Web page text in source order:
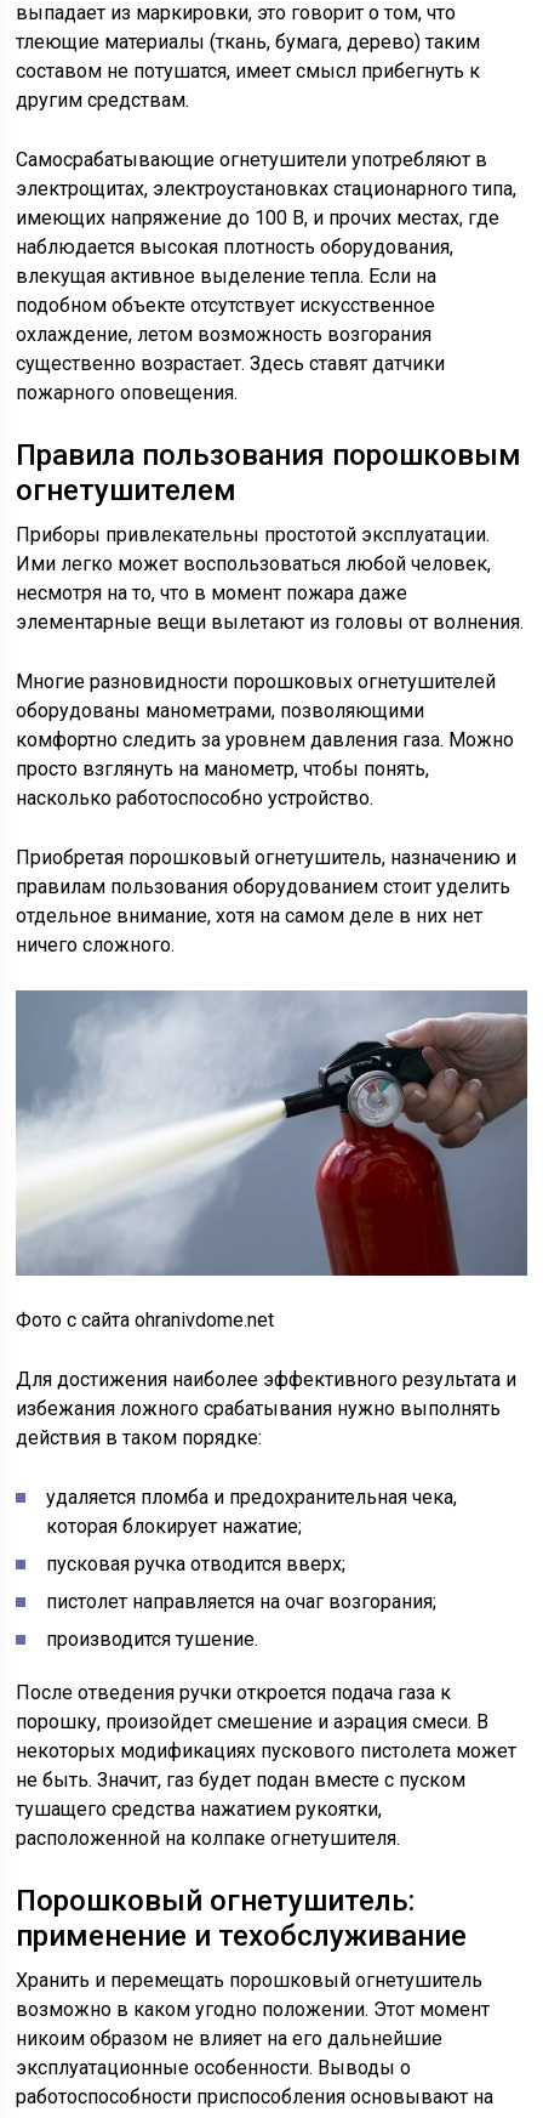
выпадает из маркировки, это говорит о том, что
тлеющие материалы (ткань, бумага, дерево) таким
составом не потушатся, имеет смысл прибегнуть к
другим средствам.
Самосрабатывающие огнетушители употребляют в
электрощитах, электроустановках стационарного типа,
имеющих напряжение до 100 В, и прочих местах, где
наблюдается высокая плотность оборудования,
влекущая активное выделение тепла. Если на
подобном объекте отсутствует искусственное
охлаждение, летом возможность возгорания
существенно возрастает. Здесь ставят датчики
пожарного оповещения.
Правила пользования порошковым
огнетушителем
Приборы привлекательны простотой эксплуатации.
Ими легко может воспользоваться любой человек,
несмотря на то, что в момент пожара даже
элементарные вещи вылетают из головы от волнения.
Многие разновидности порошковых огнетушителей
оборудованы манометрами, позволяющими
комфортно следить за уровнем давления газа. Можно
просто взглянуть на манометр, чтобы понять,
насколько работоспособно устройство.
Приобретая порошковый огнетушитель, назначению и
правилам пользования оборудованием стоит уделить
отдельное внимание, хотя на самом деле в них нет
ничего сложного.
Фото с сайта ohranivdome.net
Для достижения наиболее эффективного результата и
избежания ложного срабатывания нужно выполнять
действия в таком порядке:
удаляется пломба и предохранительная чека,
которая блокирует нажатие;
пусковая ручка отводится вверх;
пистолет направляется на очаг возгорания;
производится тушение.
После отведения ручки откроется подача газа к
порошку, произойдет смешение и аэрация смеси. В
некоторых модификациях пускового пистолета может
не быть. Значит, газ будет подан вместе с пуском
тушащего средства нажатием рукоятки,
расположенной на колпаке огнетушителя.
Порошковый огнетушитель:
применение и техобслуживание
Хранить и перемещать порошковый огнетушитель
возможно в каком угодно положении. Этот момент
никоим образом не влияет на его дальнейшие
эксплуатационные особенности. Выводы о
работоспособности приспособления основывают на